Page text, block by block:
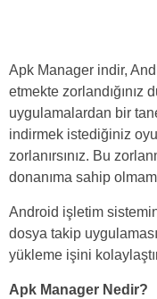
Apk Manager indir,
etmekte zorlandığınız
uygulamalardan bir
indirmek istediğiniz
zorlanırsınız. Bu
donanıma sahip
Android işletim
dosya takip
yükleme işini
Apk Manager Nedir?